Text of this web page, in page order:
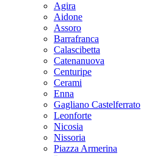
Agira
Aidone
Assoro
Barrafranca
Calascibetta
Catenanuova
Centuripe
Cerami
Enna
Gagliano Castelferrato
Leonforte
Nicosia
Nissoria
Piazza Armerina